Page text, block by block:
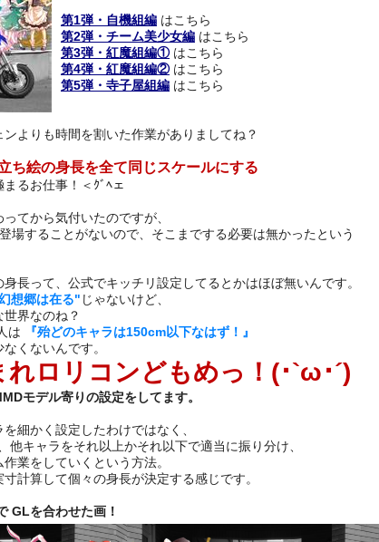
第1弾・自機組編 はこちら
第2弾・チーム美少女編 はこちら
第3弾・紅魔組編①はこちら
第4弾・紅魔組編②はこちら
第5弾・寺子屋組編 はこちら
よりも時間を割いた作業がありましてね？
ち絵の身長を全て同じスケールにする
るお仕事！＜ｸﾞﾍェ
てから気付いたのですが、
場することがないので、そこまでする必要は無かったという
長って、公式でキッチリ設定してるとかはほぼ無いんです。
想郷は在る" じゃないけど、
界なのね？
は
『殆どのキャラは150cm以下なはず！』
くないんです。
れロリコンどもめっ！(･`ω･´)
モデル寄りの設定をしてます。
細かく設定したわけではなく、
他キャラをそれ以上かそれ以下で適当に振り分け、
業をしていくという方法。
計算して個々の身長が決定する感じです。
GLを合わせた画！